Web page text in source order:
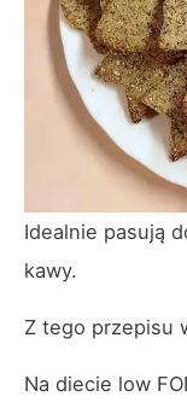
Idealnie pasują
kawy.
Z tego przepisu
Na diecie low